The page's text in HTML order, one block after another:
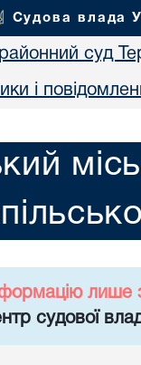
Судова влада
суд
і
лише
судової